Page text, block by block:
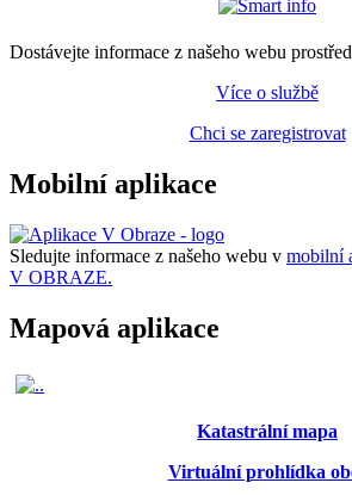
Dostávejte informace z našeho webu
Více o službě
Chci se zaregistrovat
Mobilní aplikace
Sledujte informace z našeho webu v mobilní
V OBRAZE.
Mapová aplikace
Katastrální mapa
Virtuální prohlídka